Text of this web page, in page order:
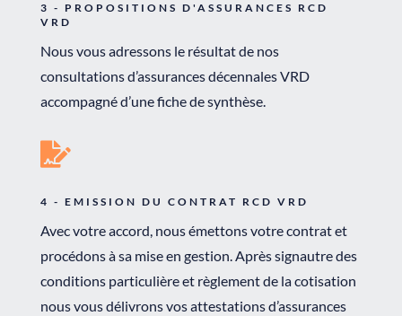
3 - PROPOSITIONS D'ASSURANCES RCD
VRD
Nous vous adressons le résultat de nos
consultations d’assurances décennales VRD
accompagné d’une fiche de synthèse.

4 - EMISSION DU CONTRAT RCD VRD
Avec votre accord, nous émettons votre contrat et
procédons à sa mise en gestion. Après signautre des
conditions particulière et règlement de la cotisation
nous vous délivrons vos attestations d’assurances